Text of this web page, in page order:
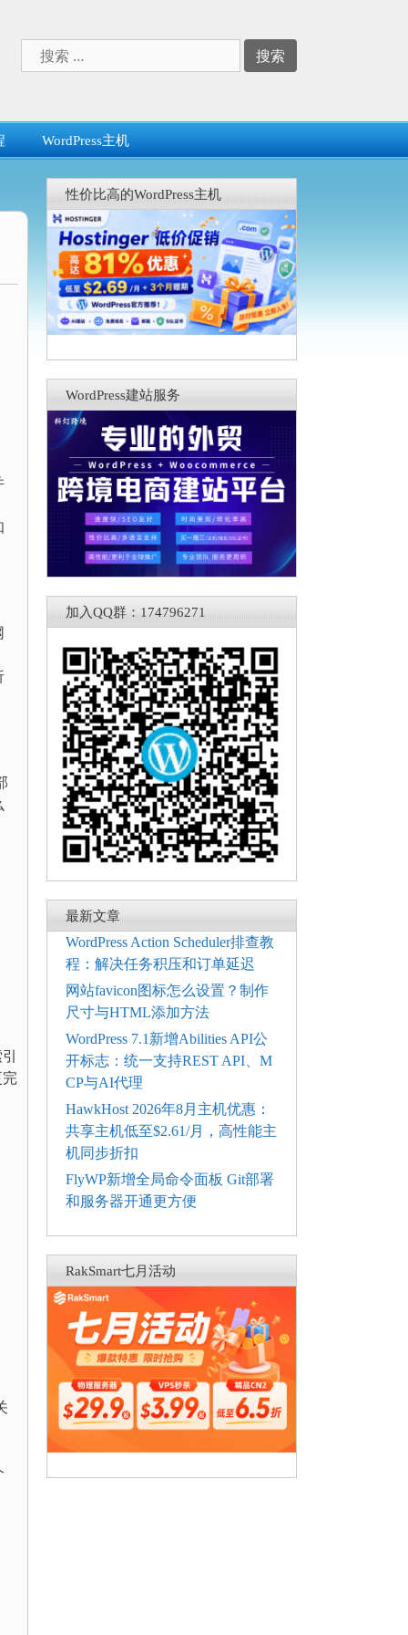
索：
WordPress主机
完
性价比高的WordPress主机
WordPress建站服务
加入QQ群：174796271
最新文章
WordPress Action Scheduler排查教
程：解决任务积压和订单延迟
网站favicon图标怎么设置？制作
尺寸与HTML添加方法
WordPress 7.1新增Abilities API公
开标志：统一支持REST API、M
CP与AI代理
HawkHost 2026年8月主机优惠：
共享主机低至$2.61/月，高性能主
机同步折扣
FlyWP新增全局命令面板 Git部署
和服务器开通更方便
RakSmart七月活动